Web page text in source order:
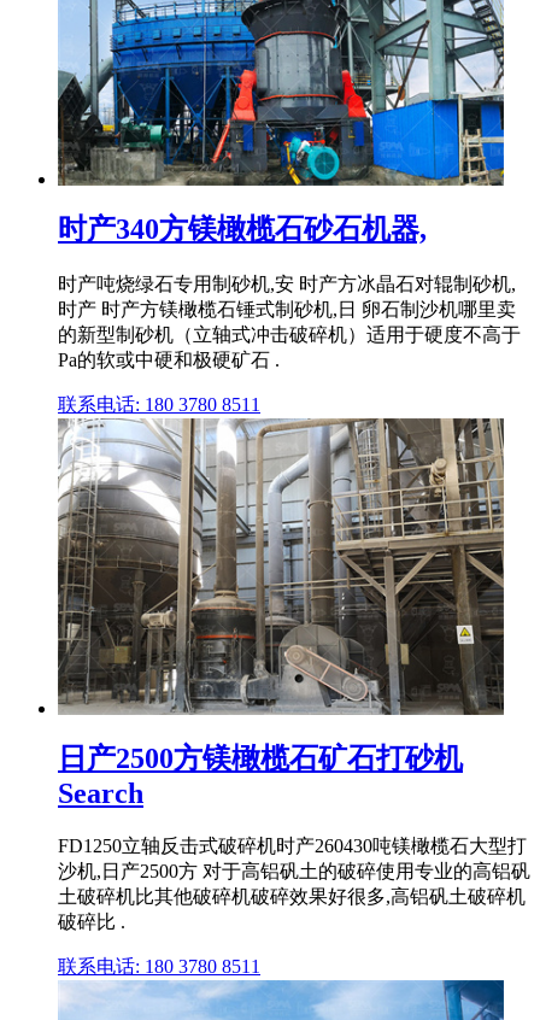
时产340方镁橄榄石砂石机器,
时产吨烧绿石专用制砂机,安 时产方冰晶石对辊制砂机,
时产 时产方镁橄榄石锤式制砂机,日 卵石制沙机哪里卖
的新型制砂机（立轴式冲击破碎机）适用于硬度不高于
Pa的软或中硬和极硬矿石 .
联系电话: 180 3780 8511
日产2500方镁橄榄石矿石打砂机
Search
FD1250立轴反击式破碎机时产260430吨镁橄榄石大型打
沙机,日产2500方 对于高铝矾土的破碎使用专业的高铝矾
土破碎机比其他破碎机破碎效果好很多,高铝矾土破碎机
破碎比 .
联系电话: 180 3780 8511